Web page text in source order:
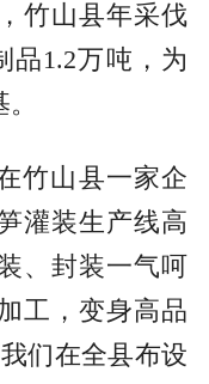
竹山县年采伐
品1.2万吨，为
竹山县一家企
灌装生产线高
、封装一气呵
工，变身高品
们在全县布设